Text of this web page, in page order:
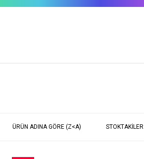
ÜRÜN ADINA GÖRE (Z<A) STOKTAKILER